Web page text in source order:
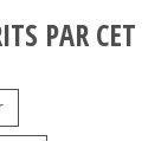
PAR CET